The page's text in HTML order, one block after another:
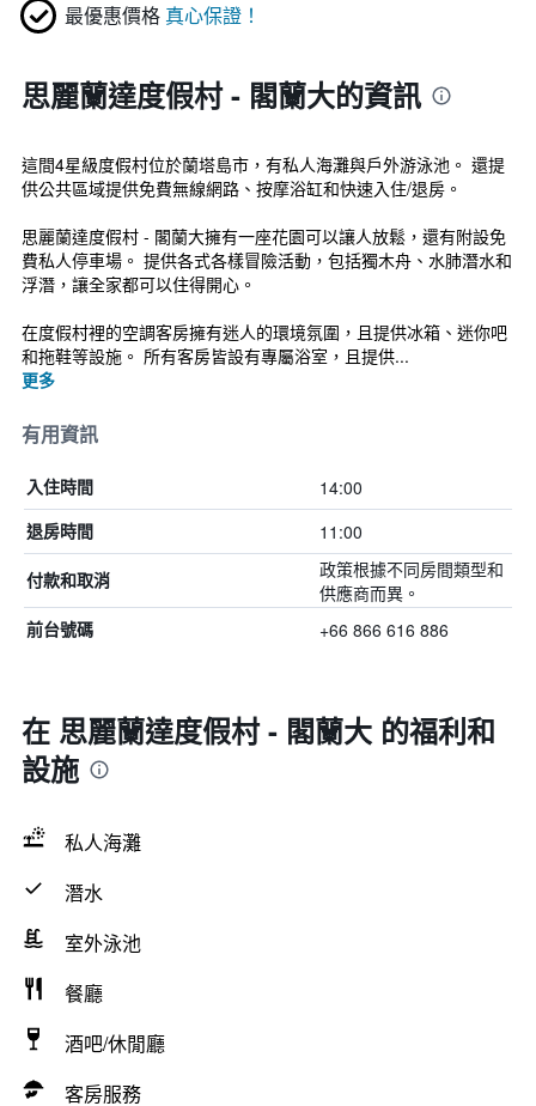
最優惠價格 真心保證！
思麗蘭達度假村 - 閣蘭大的資訊
這間4星級度假村位於蘭塔島市，有私人海灘與戶外游泳池。 還提
供公共區域提供免費無線網路、按摩浴缸和快速入住/退房。
思麗蘭達度假村 - 閣蘭大擁有一座花園可以讓人放鬆，還有附設免
費私人停車場。 提供各式各樣冒險活動，包括獨木舟、水肺潛水和
浮潛，讓全家都可以住得開心。
在度假村裡的空調客房擁有迷人的環境氛圍，且提供冰箱、迷你吧
和拖鞋等設施。 所有客房皆設有專屬浴室，且提供...
更多
有用資訊
入住時間 14:00
退房時間 11:00
付款和取消
政策根據不同房間類型和
供應商而異。
前台號碼 +66 866 616 886
在 思麗蘭達度假村 - 閣蘭大 的福利和
設施
私人海灘
潛水
室外泳池
餐廳
酒吧/休閒廳
客房服務